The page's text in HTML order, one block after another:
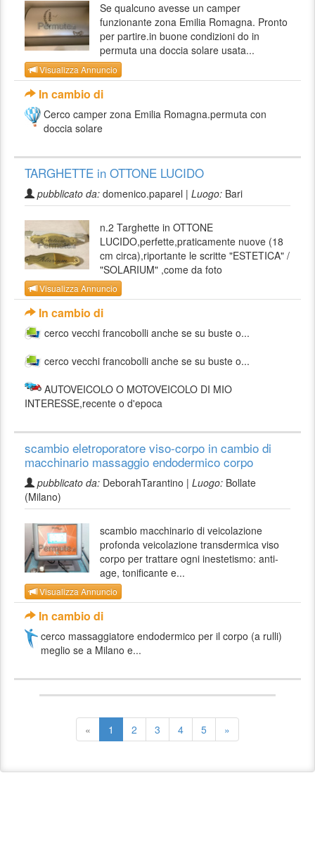
Se qualcuno avesse un camper
funzionante zona Emilia Romagna. Pronto
per partire.in buone condizioni do in
permuta una doccia solare usata...
Visualizza Annuncio
In cambio di
Cerco camper zona Emilia Romagna.permuta con
doccia solare
TARGHETTE in OTTONE LUCIDO
pubblicato da: domenico.paparel | Luogo: Bari
n.2 Targhette in OTTONE
LUCIDO,perfette,praticamente nuove (18
cm circa),riportante le scritte "ESTETICA" /
"SOLARIUM" ,come da foto
Visualizza Annuncio
In cambio di
cerco vecchi francobolli anche se su buste o...
cerco vecchi francobolli anche se su buste o...
AUTOVEICOLO O MOTOVEICOLO DI MIO
INTERESSE,recente o d'epoca
scambio eletroporatore viso-corpo in cambio di
macchinario massaggio endodermico corpo
pubblicato da: DeborahTarantino | Luogo: Bollate
(Milano)
scambio macchinario di veicolazione
profonda veicolazione transdermica viso
corpo per trattare ogni inestetismo: anti-
age, tonificante e...
Visualizza Annuncio
In cambio di
cerco massaggiatore endodermico per il corpo (a rulli)
meglio se a Milano e...
« 1 2 3 4 5 »